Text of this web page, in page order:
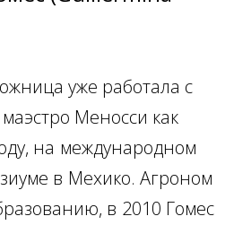
уже работала с
маэстро Меносси как
на международном
в Мехико. Агроном
в 2010 Гомес